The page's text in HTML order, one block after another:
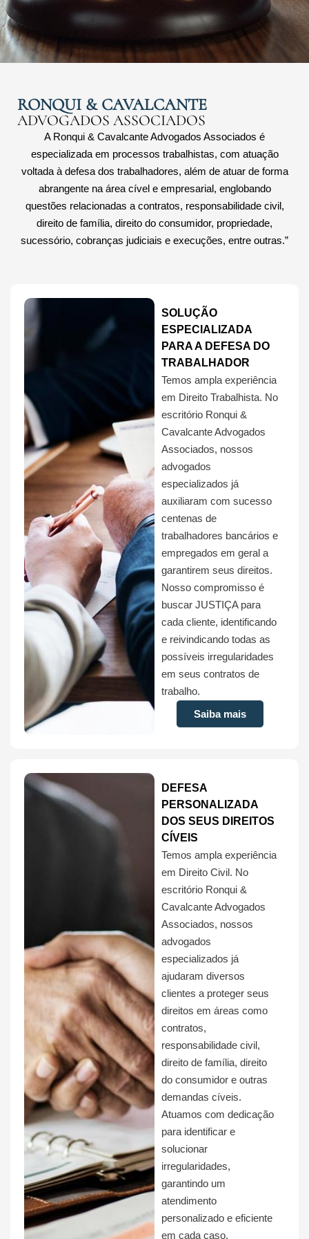
RONQUI & CAVALCANTE
ADVOGADOS ASSOCIADOS
ADVOCACIA ESPECIALIZADA NAS ÁREAS CÍVEL E
TRABALHISTA
SAIBA MAIS
EXPERIÊNCIA. VISÃO
ESTRATÉGICA. INOVAÇÃO.
AGILIDADE. EFICIÊNCIA. ÉTICA.
“Este é o nosso jeito de trabalhar”
FALE CONOSCO
RONQUI & CAVALCANTE
ADVOGADOS ASSOCIADOS
ADVOCACIA ESPECIALIZADA NAS ÁREAS CÍVEL E
TRABALHISTA
SAIBA MAIS
EXPERIÊNCIA. VISÃO
ESTRATÉGICA. INOVAÇÃO.
AGILIDADE. EFICIÊNCIA. ÉTICA.
“Este é o nosso jeito de trabalhar”
FALE CONOSCO
RONQUI & CAVALCANTE
ADVOGADOS ASSOCIADOS
ADVOCACIA ESPECIALIZADA NAS ÁREAS CÍVEL E
TRABALHISTA
SAIBA MAIS
EXPERIÊNCIA. VISÃO
ESTRATÉGICA. INOVAÇÃO.
AGILIDADE. EFICIÊNCIA. ÉTICA.
“Este é o nosso jeito de trabalhar”
FALE CONOSCO
RONQUI & CAVALCANTE
ADVOGADOS ASSOCIADOS
A Ronqui & Cavalcante Advogados Associados é
especializada em processos trabalhistas, com atuação
voltada à defesa dos trabalhadores, além de atuar de forma
abrangente na área cível e empresarial, englobando
questões relacionadas a contratos, responsabilidade civil,
direito de família, direito do consumidor, propriedade,
sucessório, cobranças judiciais e execuções, entre outras.”
SOLUÇÃO
ESPECIALIZADA
PARA A DEFESA DO
TRABALHADOR
Temos ampla experiência
em Direito Trabalhista. No
escritório Ronqui &
Cavalcante Advogados
Associados, nossos
advogados
especializados já
auxiliaram com sucesso
centenas de
trabalhadores bancários e
empregados em geral a
garantirem seus direitos.
Nosso compromisso é
buscar JUSTIÇA para
cada cliente, identificando
e reivindicando todas as
possíveis irregularidades
em seus contratos de
trabalho.
Saiba mais
DEFESA
PERSONALIZADA
DOS SEUS DIREITOS
CÍVEIS
Temos ampla experiência
em Direito Civil. No
escritório Ronqui &
Cavalcante Advogados
Associados, nossos
advogados
especializados já
ajudaram diversos
clientes a proteger seus
direitos em áreas como
contratos,
responsabilidade civil,
direito de família, direito
do consumidor e outras
demandas cíveis.
Atuamos com dedicação
para identificar e
solucionar
irregularidades,
garantindo um
atendimento
personalizado e eficiente
em cada caso.